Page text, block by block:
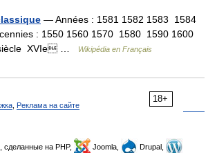
— Années : 1581 1582 1583 1584
: 1550 1560 1570 1580 1590 1600
siècle XVIe …
Wikipédia en Français
18+
Реклама на сайте
, сделанные на PHP, Joomla,
Drupal,